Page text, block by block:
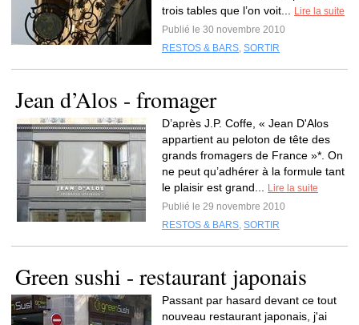
trois tables que l’on voit...
Lire la suite
Publié le 30 novembre 2010
RESTOS & BARS, SORTIR
Jean d’Alos - fromager
D’après J.P. Coffe, « Jean D'Alos
appartient au peloton de tête des
grands fromagers de France »*. On
ne peut qu’adhérer à la formule tant
le plaisir est grand...
Lire la suite
Publié le 29 novembre 2010
RESTOS & BARS, SORTIR
Green sushi - restaurant japonais
Passant par hasard devant ce tout
nouveau restaurant japonais, j'ai